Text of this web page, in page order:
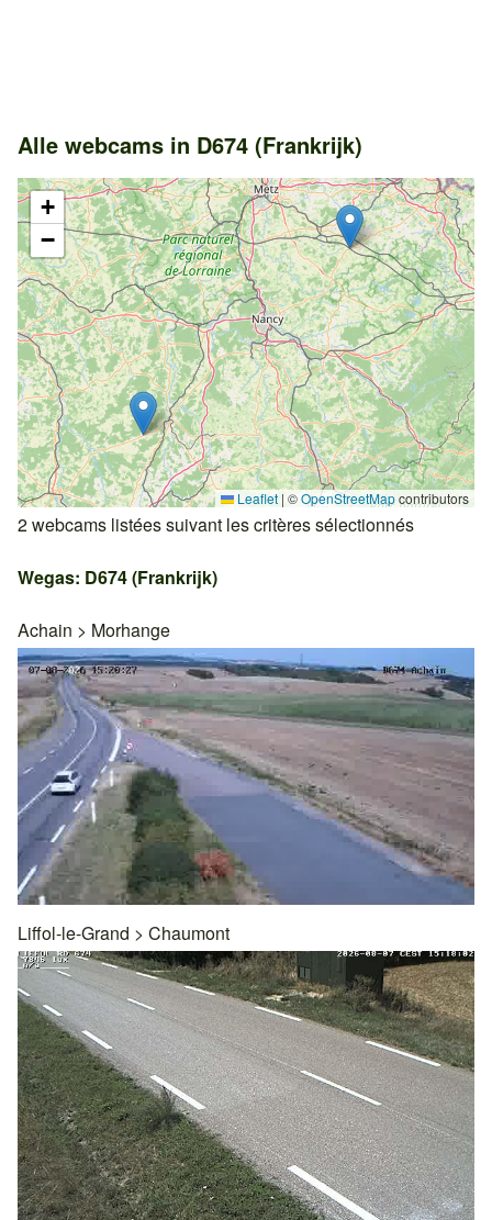
Alle webcams in D674 (Frankrijk)
+
−
Leaflet | ©OpenStreetMapcontributors
2 webcams listées suivant les critères sélectionnés
Wegas: D674 (Frankrijk)
Achain > Morhange
Liffol-le-Grand > Chaumont